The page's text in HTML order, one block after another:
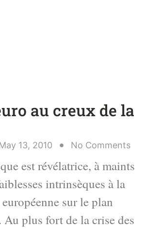
au creux de la
13, 2010 No Comments
est révélatrice, à maints
intrinsèques à la
sur le plan
Au plus fort de la crise des